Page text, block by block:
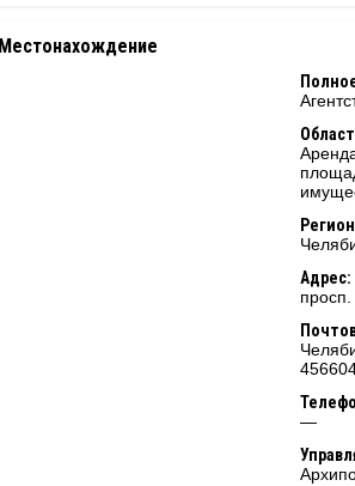
Местонахождение
Адрес:
—